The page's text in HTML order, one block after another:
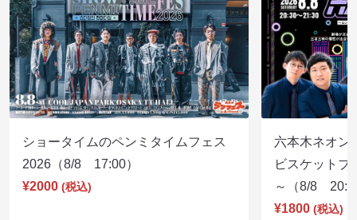
ショータイムのペンミタイムフェス
2026（8/8 17:00）
¥2000 (税込)
六本木ネオン
ビスケットブ
～（8/8
¥1800 (税込)